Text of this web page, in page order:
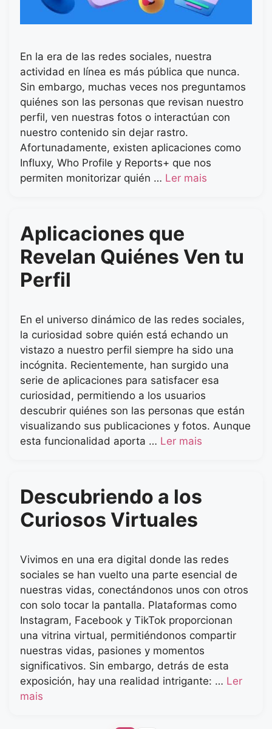
En la era de las redes sociales, nuestra
actividad en línea es más pública que nunca.
Sin embargo, muchas veces nos preguntamos
quiénes son las personas que revisan nuestro
perfil, ven nuestras fotos o interactúan con
nuestro contenido sin dejar rastro.
Afortunadamente, existen aplicaciones como
Influxy, Who Profile y Reports+ que nos
permiten monitorizar quién … Ler mais
Aplicaciones que
Revelan Quiénes Ven tu
Perfil
En el universo dinámico de las redes sociales,
la curiosidad sobre quién está echando un
vistazo a nuestro perfil siempre ha sido una
incógnita. Recientemente, han surgido una
serie de aplicaciones para satisfacer esa
curiosidad, permitiendo a los usuarios
descubrir quiénes son las personas que están
visualizando sus publicaciones y fotos. Aunque
esta funcionalidad aporta … Ler mais
Descubriendo a los
Curiosos Virtuales
Vivimos en una era digital donde las redes
sociales se han vuelto una parte esencial de
nuestras vidas, conectándonos unos con otros
con solo tocar la pantalla. Plataformas como
Instagram, Facebook y TikTok proporcionan
una vitrina virtual, permitiéndonos compartir
nuestras vidas, pasiones y momentos
significativos. Sin embargo, detrás de esta
exposición, hay una realidad intrigante: … Ler
mais